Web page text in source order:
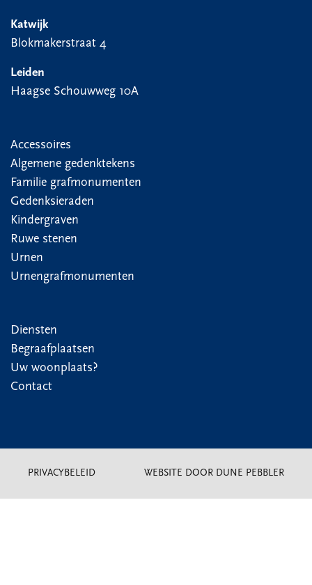
Katwijk
Blokmakerstraat 4
Leiden
Haagse Schouwweg 10A
Accessoires
Algemene gedenktekens
Familie grafmonumenten
Gedenksieraden
Kindergraven
Ruwe stenen
Urnen
Urnengrafmonumenten
Diensten
Begraafplaatsen
Uw woonplaats?
Contact
PRIVACYBELEID WEBSITE DOOR DUNE PEBBLER